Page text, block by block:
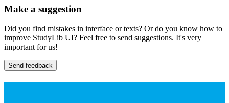
Make a suggestion
Did you find mistakes in interface or texts? Or do you know how to
improve StudyLib UI? Feel free to send suggestions. It's very
important for us!
Send feedback